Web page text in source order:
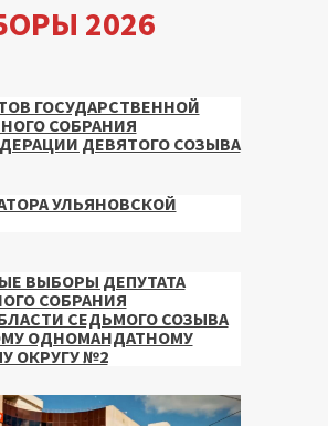
2026
ГОСУДАРСТВЕННОЙ
СОБРАНИЯ
ДЕВЯТОГО СОЗЫВА
УЛЬЯНОВСКОЙ
ВЫБОРЫ ДЕПУТАТА
СОБРАНИЯ
СЕДЬМОГО СОЗЫВА
ОДНОМАНДАТНОМУ
ОКРУГУ №2